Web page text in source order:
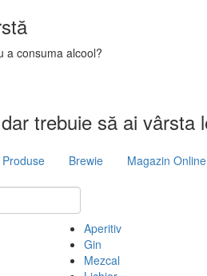
a consuma alcool?
trebuie să ai vârsta
Produse Brewie Magazin Online
Aperitiv
Gin
Mezcal